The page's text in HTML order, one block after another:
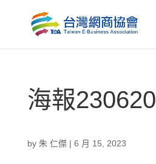
海報230620
by 朱 仁傑| 6 月 15, 2023